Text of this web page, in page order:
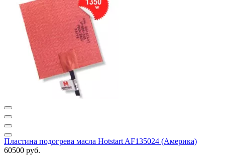
Пластина подогрева масла Hotstart AF135024 (Америка)
60500 руб.